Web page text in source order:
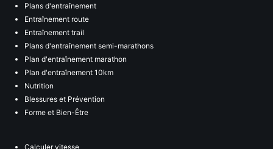
Plans d'entraînement
Entraînement route
Entraînement trail
Plans d'entraînement semi-marathons
Plan d'entraînement marathon
Plan d'entraînement 10km
Nutrition
Blessures et Prévention
Forme et Bien-Être
Calculer vitesse